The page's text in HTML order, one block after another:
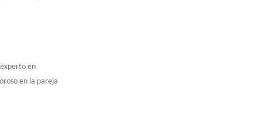
en
en la pareja